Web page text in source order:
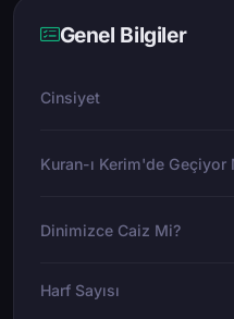
Genel Bilgiler
Cinsiyet
Kuran-ı Kerim'de Geçiyor
Dinimizce Caiz Mi?
Harf Sayısı